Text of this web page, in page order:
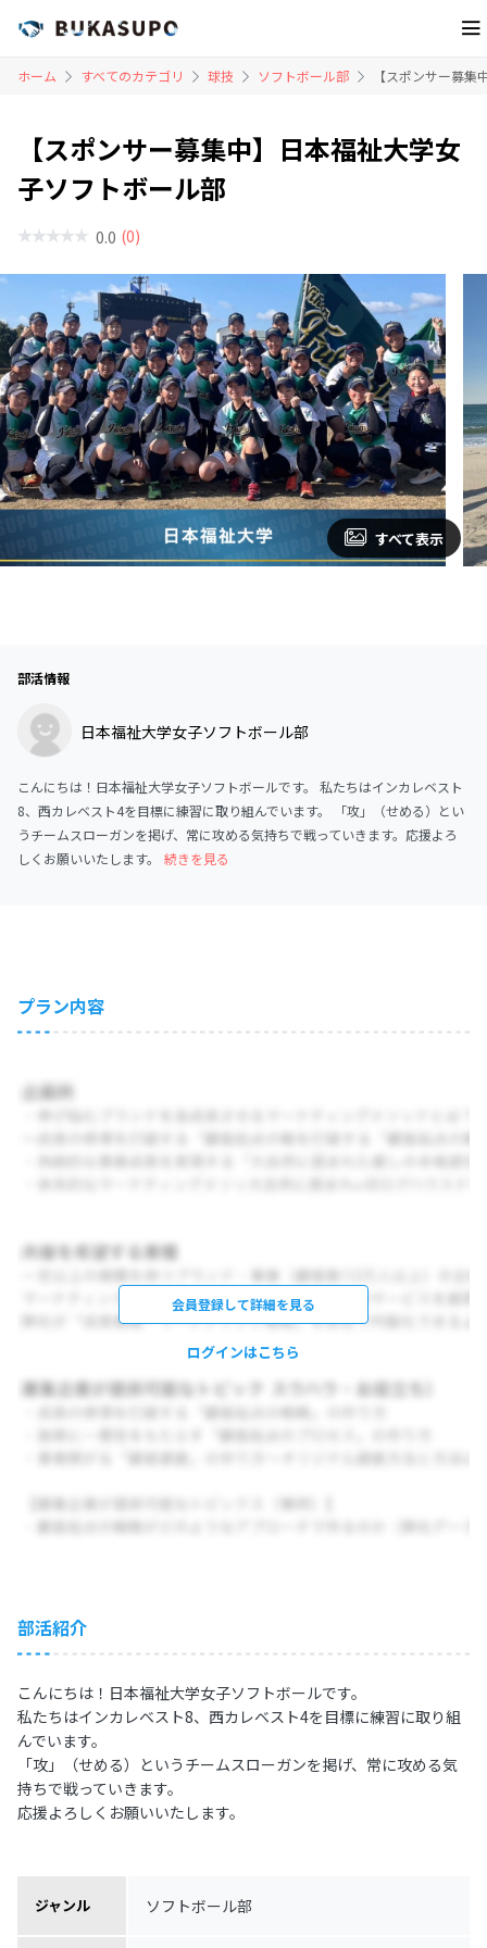
ホーム すべてのカテゴリ 球技 ソフトボール部 【スポンサー募
【スポンサー募集中】日本福祉大学女
子ソフトボール部
0.0 (0)
すべて表示
部活情報
日本福祉大学女子ソフトボール部
こんにちは！日本福祉大学女子ソフトボールです。 私たちはインカレベスト
8、西カレベスト4を目標に練習に取り組んでいます。 「攻」（せめる）とい
うチームスローガンを掲げ、常に攻める気持ちで戦っていきます。応援よろ
しくお願いいたします。
続きを見る
プラン内容
会員登録して詳細を見る
ログインはこちら
部活紹介
こんにちは！日本福祉大学女子ソフトボールです。
私たちはインカレベスト8、西カレベスト4を目標に練習に取り組
んでいます。
「攻」（せめる）というチームスローガンを掲げ、常に攻める気
持ちで戦っていきます。
応援よろしくお願いいたします。
ジャンル ソフトボール部